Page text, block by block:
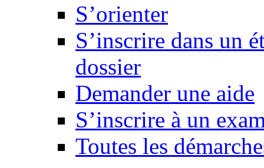
S’orienter
S’inscrire dans un
dossier
Demander une aide
S’inscrire à un
Toutes les